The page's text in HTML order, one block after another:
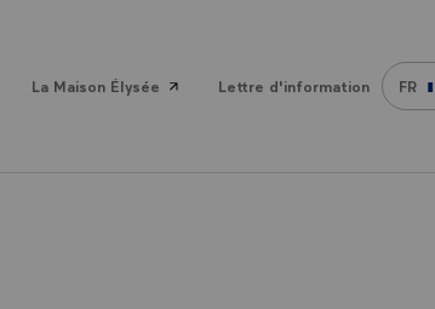
La Maison Élysée Lettre d'information FR